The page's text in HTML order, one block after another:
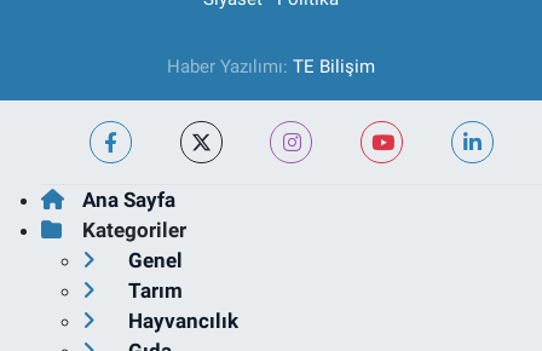
Haber Yazılımı: TE Bilişim
Ana Sayfa
Kategoriler
Genel
Tarım
Hayvancılık